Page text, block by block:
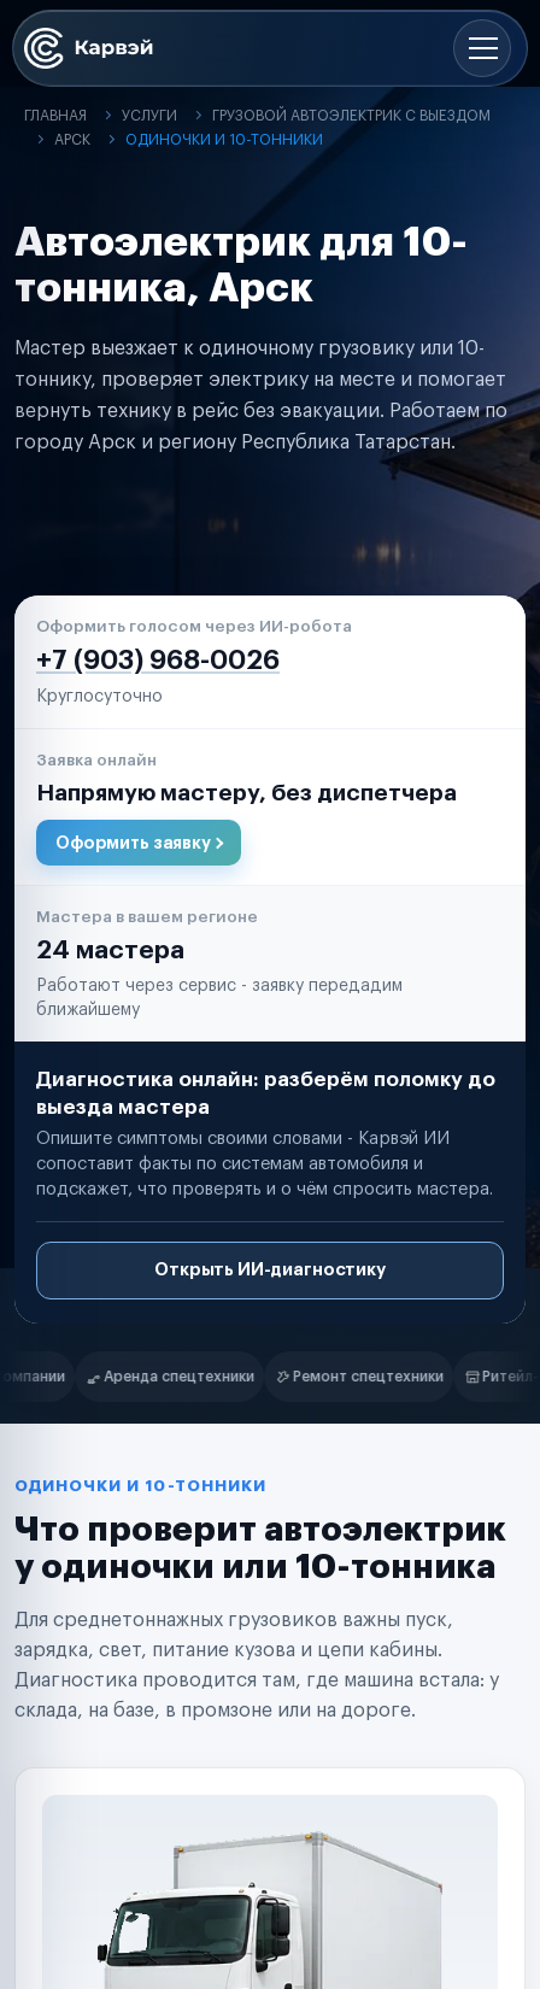
ГЛАВНАЯ УСЛУГИ
ГРУЗОВОЙ АВТОЭЛЕКТРИК С ВЫЕЗДОМ
АРСК
ОДИНОЧКИ И 10-ТОННИКИ
Автоэлектрик для 10-
тонника, Арск
Мастер выезжает к одиночному грузовику или 10-
тоннику, проверяет электрику на месте и помогает
вернуть технику в рейс без эвакуации. Работаем по
городу Арск и региону Республика Татарстан.
Оформить голосом через ИИ-робота
+7 (903) 968-0026
Круглосуточно
Заявка онлайн
Напрямую мастеру, без диспетчера
Оформить заявку
Мастера в вашем регионе
24 мастера
Работают через сервис - заявку передадим
ближайшему
Диагностика онлайн: разберём поломку до
выезда мастера
Опишите симптомы своими словами - Карвэй ИИ
сопоставит факты по системам автомобиля и
подскажет, что проверять и о чём спросить мастера.
Открыть ИИ-диагностику
Нам доверяют
Ремонт спецтехники Ритейл-сети Управляющие компании
Маркетплейсы
Таксопарки
Автодилеры
Поставщики запчастей
Аренда спецтехники
Ремонт спецтехники
Ритейл-сети
Управляющие компании
Страховые компании
ОДИНОЧКИ И 10-ТОННИКИ
Что проверит автоэлектрик
у одиночки или 10-тонника
Для среднетоннажных грузовиков важны пуск,
зарядка, свет, питание кузова и цепи кабины.
Диагностика проводится там, где машина встала: у
склада, на базе, в промзоне или на дороге.